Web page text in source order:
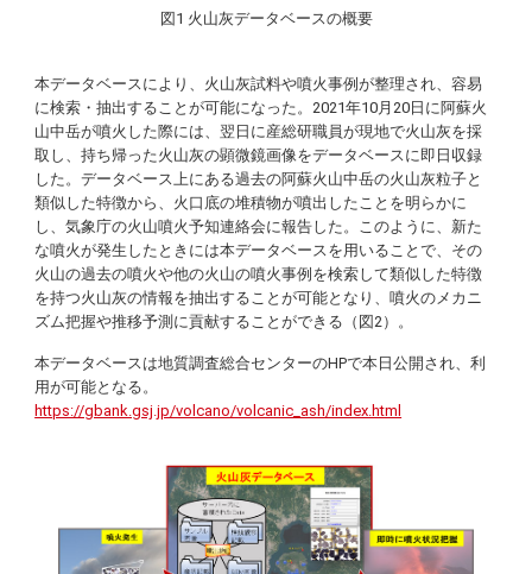
図1 火山灰データベースの概要
本データベースにより、火山灰試料や噴火事例が整理され、容易
に検索・抽出することが可能になった。2021年10月20日に阿蘇火
山中岳が噴火した際には、翌日に産総研職員が現地で火山灰を採
取し、持ち帰った火山灰の顕微鏡画像をデータベースに即日収録
した。データベース上にある過去の阿蘇火山中岳の火山灰粒子と
類似した特徴から、火口底の堆積物が噴出したことを明らかに
し、気象庁の火山噴火予知連絡会に報告した。このように、新た
な噴火が発生したときには本データベースを用いることで、その
火山の過去の噴火や他の火山の噴火事例を検索して類似した特徴
を持つ火山灰の情報を抽出することが可能となり、噴火のメカニ
ズム把握や推移予測に貢献することができる（図2）。
本データベースは地質調査総合センターのHPで本日公開され、利
用が可能となる。
https://gbank.gsj.jp/volcano/volcanic_ash/index.html